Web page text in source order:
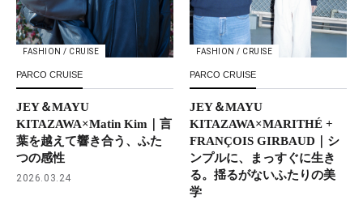
FASHION / CRUISE
PARCO CRUISE
JEY＆MAYU
KITAZAWA×Matin Kim｜言
葉を越えて響き合う、ふた
つの感性
2026.03.24
FASHION / CRUISE
PARCO CRUISE
JEY＆MAYU
KITAZAWA×MARITHÉ +
FRANÇOIS GIRBAUD｜シ
ンプルに、まっすぐに生き
る。揺るがないふたりの美
学